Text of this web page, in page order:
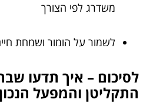
משדרג לפי הצורך
לשמור על הומור ושמחת
לסיכום – איך תדעו
התקליטן והמפעל